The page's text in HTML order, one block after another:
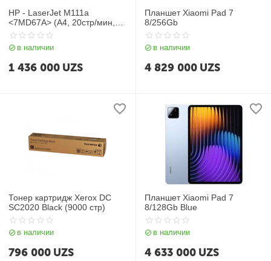
HP - LaserJet M111a
<7MD67A> (A4, 20стр/мин,
16Mb, USB2.0)
в наличии
1 436 000 UZS
Планшет Xiaomi Pad 7
8/256Gb
в наличии
4 829 000 UZS
Тонер картридж Xerox DC
SC2020 Black (9000 стр)
в наличии
796 000 UZS
Планшет Xiaomi Pad 7
8/128Gb Blue
в наличии
4 633 000 UZS